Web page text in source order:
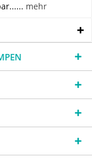
mehr